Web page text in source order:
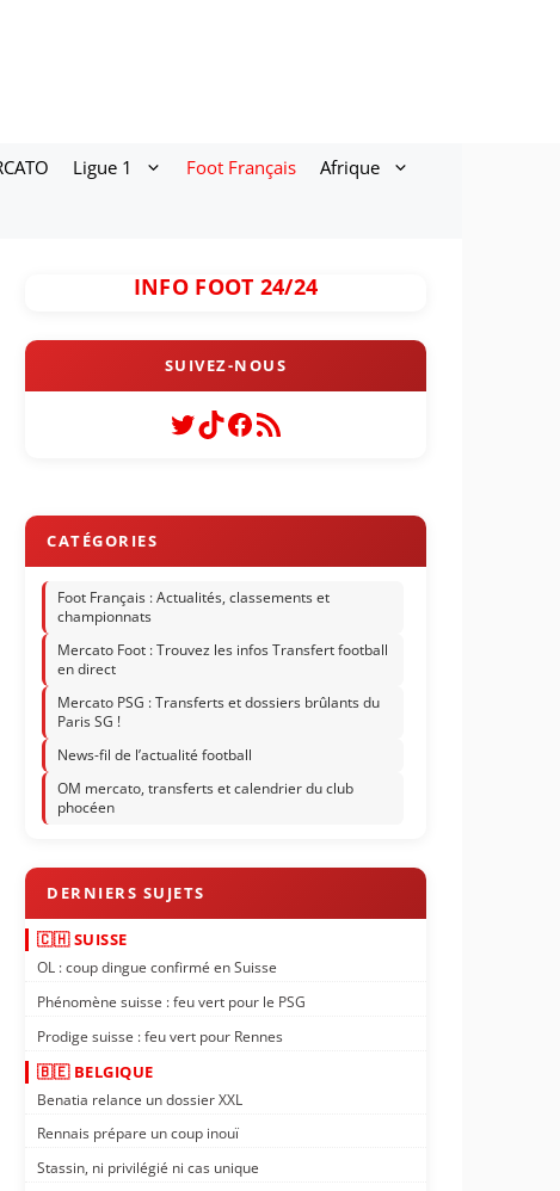
Ligue 1 Foot Français Afrique
INFO FOOT 24/24
Twitter
TikTok
Facebook
Flux RSS
Foot Français : Actualités, classements et
championnats
Mercato Foot : Trouvez les infos Transfert football
en direct
Mercato PSG : Transferts et dossiers brûlants du
Paris SG !
News-fil de l’actualité football
OM mercato, transferts et calendrier du club
phocéen
🇨🇭 SUISSE
OL : coup dingue confirmé en Suisse
Phénomène suisse : feu vert pour le PSG
Prodige suisse : feu vert pour Rennes
🇧🇪 BELGIQUE
Benatia relance un dossier XXL
Rennais prépare un coup inouï
Stassin, ni privilégié ni cas unique